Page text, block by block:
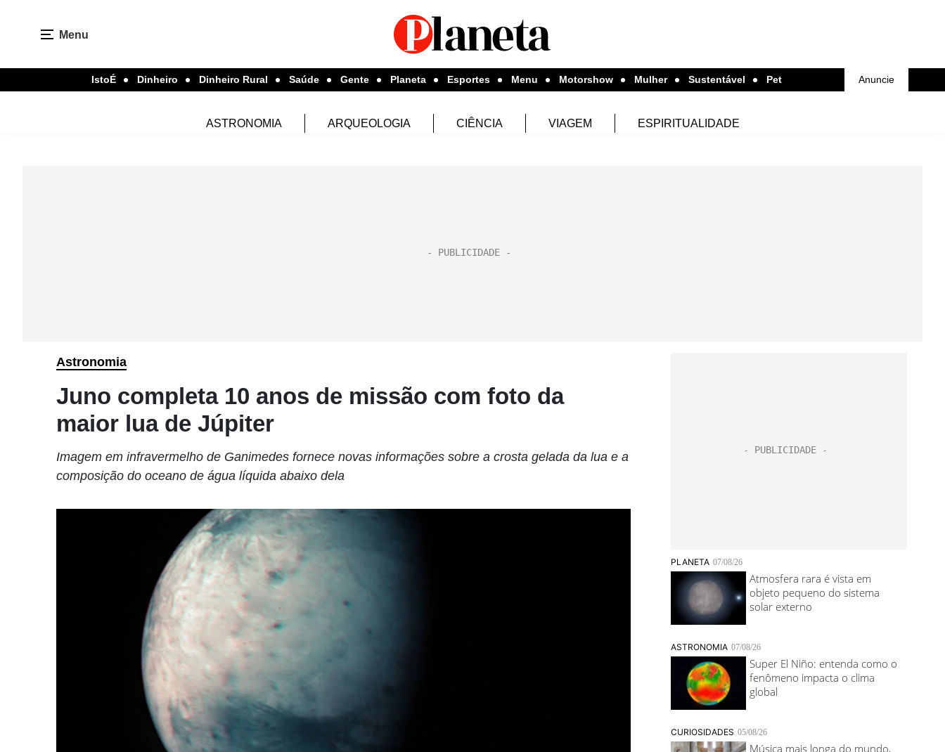
Menu
IstoÉ Dinheiro Dinheiro Rural Saúde Gente Planeta Esportes Menu Motorshow Mulher Sustentável Pet Anuncie
ASTRONOMIA ARQUEOLOGIA CIÊNCIA VIAGEM ESPIRITUALIDADE
Astronomia
Juno completa 10 anos de missão com foto da
maior lua de Júpiter
Imagem em infravermelho de Ganimedes fornece novas informações sobre a crosta gelada da lua e a
composição do oceano de água líquida abaixo dela